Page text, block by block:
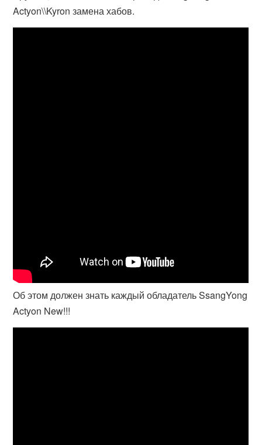
Actyon\\Kyron замена хабов.
Об этом должен знать каждый обладатель SsangYong
Actyon New!!!